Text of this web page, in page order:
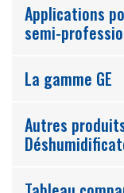
Applications
semi-
La gamme GE
Autres